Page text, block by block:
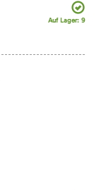
Auf Lager: 9